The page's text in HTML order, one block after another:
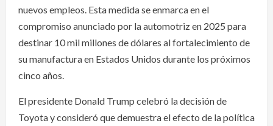
nuevos empleos. Esta medida se enmarca en el
compromiso anunciado por la automotriz en 2025 para
destinar 10 mil millones de dólares al fortalecimiento de
su manufactura en Estados Unidos durante los próximos
cinco años.
El presidente Donald Trump celebró la decisión de
Toyota y consideró que demuestra el efecto de la política